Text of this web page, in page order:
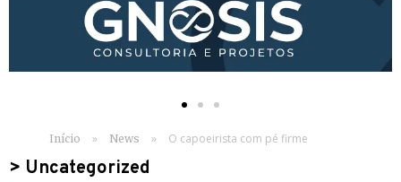
Início » News » O capoeirista com pé firme
> Uncategorized